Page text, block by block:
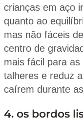
crianças em aço
quanto ao
mas não fáceis
centro de
mais fácil para
talheres e reduz
caírem durante
4. os bordos